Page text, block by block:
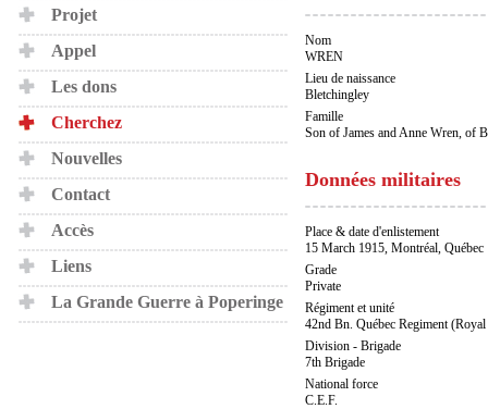
Projet
Appel
Les dons
Cherchez
Nouvelles
Contact
Accès
Liens
La Grande Guerre à Poperinge
Nom
WREN
Lieu de naissance
Bletchingley
Famille
Son of James and Anne Wren, of
Données militaires
Place & date d'enlistement
15 March 1915, Montréal, Québec
Grade
Private
Régiment et unité
42nd Bn. Québec Regiment
Division - Brigade
7th Brigade
National force
C.E.F.